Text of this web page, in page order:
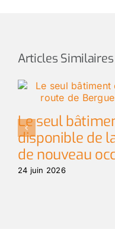
Articles Similaires
Le seul
disponible de
de nouveau
24 juin 2026